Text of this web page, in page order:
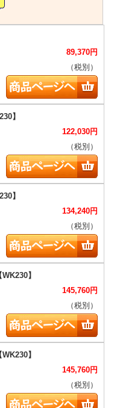
89,370円
（税別）
122,030円
（税別）
134,240円
（税別）
145,760円
（税別）
145,760円
（税別）